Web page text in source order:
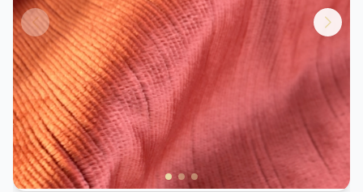
РЕСТАВРАЦИЯ
КУРСЫ ПО РЕСТАВРАЦИИ
КОНТАКТЫ
ДОСТАВКА И ОПЛАТА